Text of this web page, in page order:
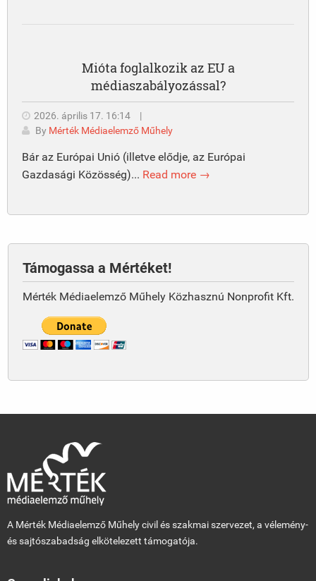
Mióta foglalkozik az EU a
médiaszabályozással?
2026. április 17. 16:14
|
By Mérték Médiaelemző Műhely
Bár az Európai Unió (illetve elődje, az Európai
Gazdasági Közösség)... Read more →
Támogassa a Mértéket!
Mérték Médiaelemző Műhely Közhasznú Nonprofit Kft.
A Mérték Médiaelemző Műhely civil és szakmai szervezet, a vélemény-
és sajtószabadság elkötelezett támogatója.